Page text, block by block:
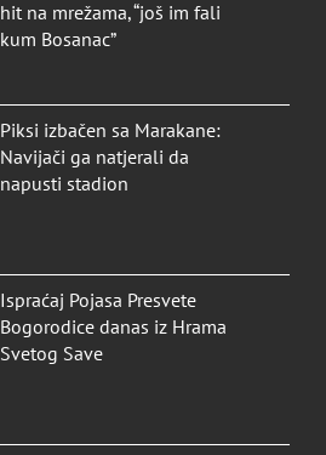
hit na mrežama, “još im fali
kum Bosanac”
Piksi izbačen sa Marakane:
Navijači ga natjerali da
napusti stadion
Ispraćaj Pojasa Presvete
Bogorodice danas iz Hrama
Svetog Save